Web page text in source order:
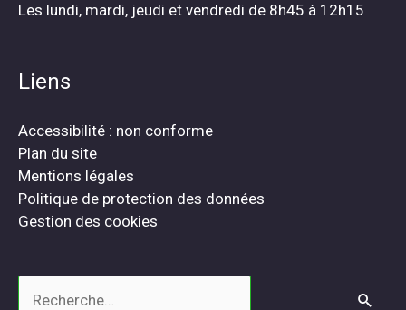
Les lundi, mardi, jeudi et vendredi de 8h45 à 12h15
Liens
Accessibilité : non conforme
Plan du site
Mentions légales
Politique de protection des données
Gestion des cookies